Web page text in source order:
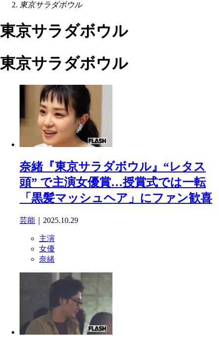
東京サラダボウル
東京サラダボウル
東京サラダボウル
奈緒『東京サラダボウル』“レタス
頭” で主演女優賞…授賞式では一転
「黒髪マッシュヘア」にファン歓喜
芸能 ｜2025.10.29
主演
女優
奈緒